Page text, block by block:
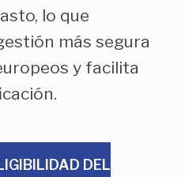
lo que
más segura
y facilita
DEL